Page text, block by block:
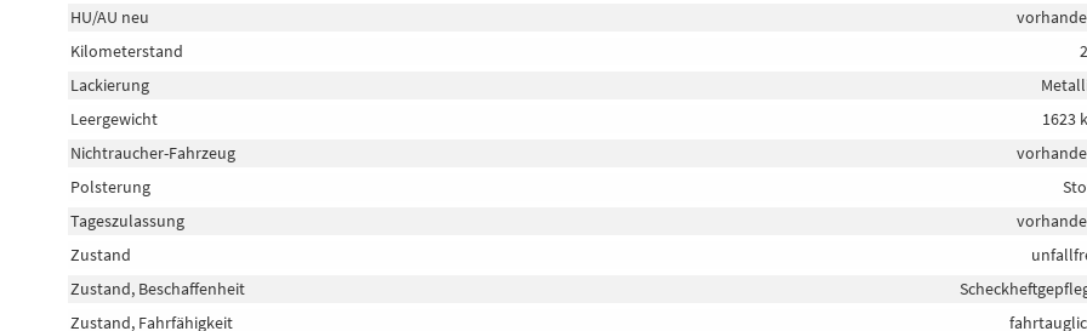
HU/AU neu
Kilometerstand
Lackierung
Leergewicht
1623
Nichtraucher-Fahrzeug
Polsterung
Tageszulassung
Zustand
Zustand, Beschaffenheit
Zustand, Fahrfähigkeit